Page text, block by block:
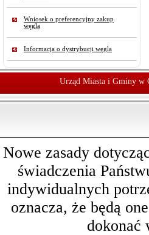
Wniosek o preferencyjny zakup
węgla
Informacja o dystrybucji węgla
Urząd Miasta i Gminy w
Nowe zasady
świadczenia
indywidualnych
oznacza, że będą
dokonać